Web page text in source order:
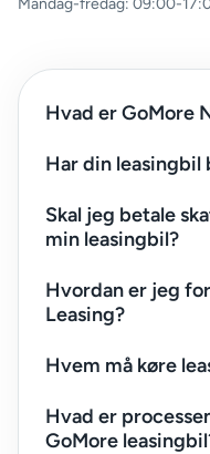
Hvad er GoMore
Har din
Skal jeg betale
min leasingbil?
Hvordan er jeg
Leasing?
Hvem må køre
Hvad er
GoMore